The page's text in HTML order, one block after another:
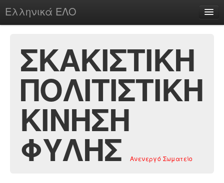
Ελληνικά ΕΛΟ
chesstu.be @ discord
Login
ΣΚΑΚΙΣΤΙΚΗ
ΠΟΛΙΤΙΣΤΙΚΗ
ΚΙΝΗΣΗ
ΦΥΛΗΣ Ανενεργό Σωματείο